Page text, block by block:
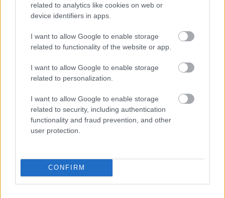
related to analytics like cookies on web or
device identifiers in apps.
I want to allow Google to enable storage
related to functionality of the website or app.
I want to allow Google to enable storage
related to personalization.
I want to allow Google to enable storage
related to security, including authentication
functionality and fraud prevention, and other
user protection.
CONFIRM